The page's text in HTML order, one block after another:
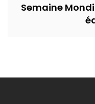
Semaine